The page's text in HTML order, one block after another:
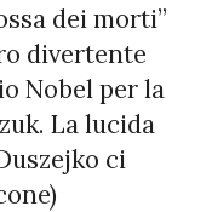
dei morti”
divertente
Nobel per la
La lucida
ci